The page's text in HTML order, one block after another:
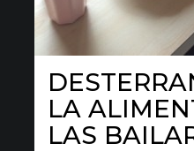
LA
LAS